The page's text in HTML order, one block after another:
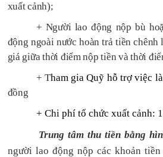
xuất cảnh);
+ Người lao động nộp bù
động ngoài nước hoàn trả tiền chênh
giá giữa thời điểm nộp tiền và thời
+ Tham gia Quỹ hỗ trợ việc
đồng
+ Chi phí tổ chức xuất cảnh:
Trung tâm thu tiền bằng
người lao động nộp các khoản